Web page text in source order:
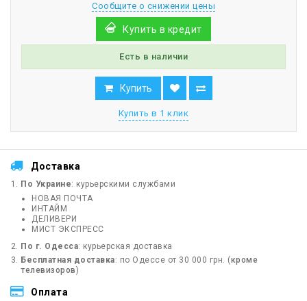
Сообщите о снижении цены
Купить в кредит
Есть в наличии
Купить
Купить в 1 клик
Доставка
По Украине: курьерскими службами
НОВАЯ ПОЧТА
ИНТАЙМ
ДЕЛИВЕРИ
МИСТ ЭКСПРЕСС
По г. Одесса: курьерская доставка
Бесплатная доставка: по Одессе от 30 000 грн. (кроме
телевизоров)
Оплата